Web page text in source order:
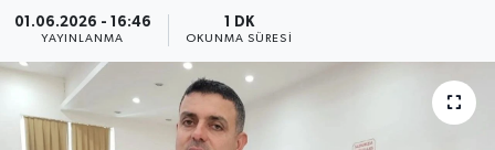
01.06.2026 - 16:46
YAYINLANMA
1 DK
OKUNMA SÜRESI
Gazipaşa